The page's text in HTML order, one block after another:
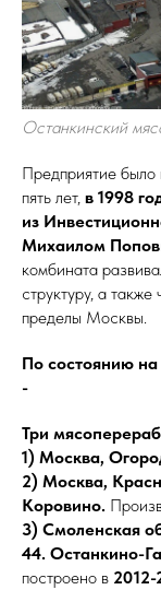
Останкинский
Предприятие было
пять лет, в 1998
из
Михаилом
комбината
структуру, а
пределы Москвы.
По состоянию
-
Три
1) Москва,
2) Москва,
Коровино.
3) Смоленская
44. Останкино-
построено в 2012-